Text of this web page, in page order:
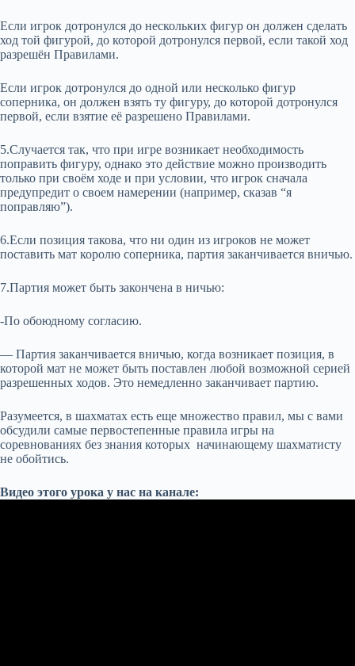
Если игрок дотронулся до нескольких фигур он должен сделать
ход той фигурой, до которой дотронулся первой, если такой ход
разрешён Правилами.
Если игрок дотронулся до одной или несколько фигур
соперника, он должен взять ту фигуру, до которой дотронулся
первой, если взятие её разрешено Правилами.
5.Случается так, что при игре возникает необходимость
поправить фигуру, однако это действие можно производить
только при своём ходе и при условии, что игрок сначала
предупредит о своем намерении (например, сказав “я
поправляю”).
6.Если позиция такова, что ни один из игроков не может
поставить мат королю соперника, партия заканчивается вничью.
7.Партия может быть закончена в ничью:
-По обоюдному согласию.
— Партия заканчивается вничью, когда возникает позиция, в
которой мат не может быть поставлен любой возможной серией
разрешенных ходов. Это немедленно заканчивает партию.
Разумеется, в шахматах есть еще множество правил, мы с вами
обсудили самые первостепенные правила игры на
соревнованиях без знания которых начинающему шахматисту
не обойтись.
Видео этого урока у нас на канале: